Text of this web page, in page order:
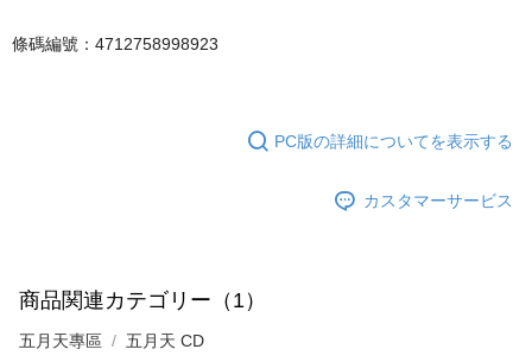
條碼編號：4712758998923
PC版の詳細についてを表示する
カスタマーサービス
商品関連カテゴリー（1）
五月天專區 五月天 CD